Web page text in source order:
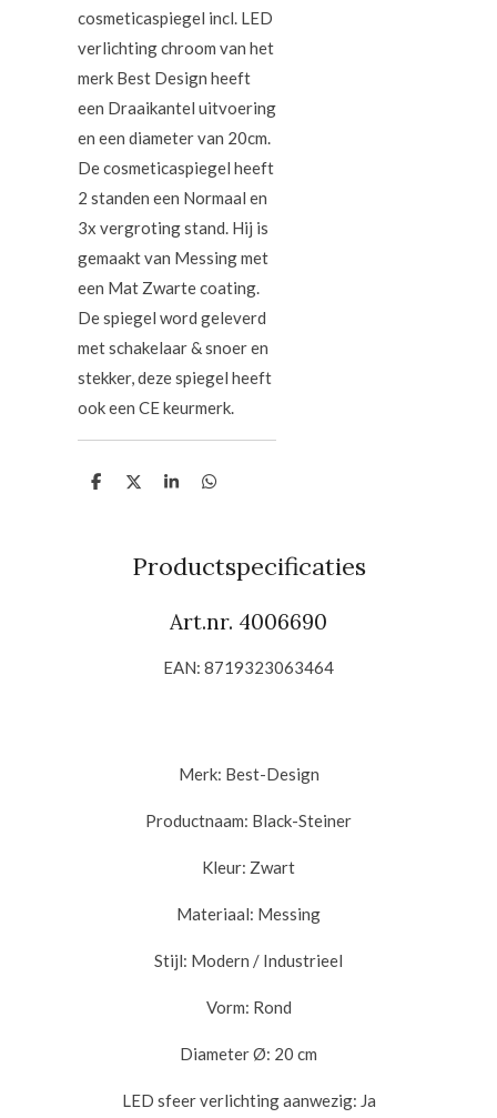
cosmeticaspiegel incl. LED
verlichting chroom van het
merk Best Design heeft
een Draaikantel uitvoering
en een diameter van 20cm.
De cosmeticaspiegel heeft
2 standen een Normaal en
3x vergroting stand. Hij is
gemaakt van Messing met
een Mat Zwarte coating.
De spiegel word geleverd
met schakelaar & snoer en
stekker, deze spiegel heeft
ook een CE keurmerk.
D
D
S
D
Productspecificaties
Art.nr. 4006690
EAN: 8719323063464
Merk: Best-Design
Productnaam: Black-Steiner
Kleur: Zwart
Materiaal: Messing
Stijl: Modern / Industrieel
Vorm: Rond
Diameter Ø: 20 cm
LED sfeer verlichting aanwezig: Ja